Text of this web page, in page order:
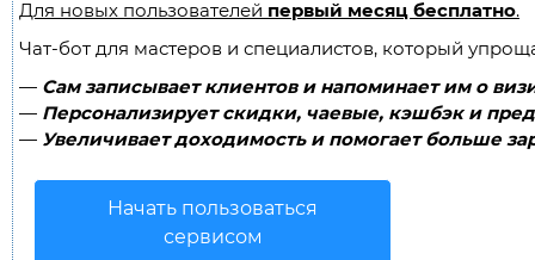
Для новых пользователей первый месяц бесплатно.
Чат-бот для мастеров и специалистов, который
— Сам записывает клиентов и напоминает им о
— Персонализирует скидки, чаевые, кэшбэк и
— Увеличивает доходимость и помогает больше
Начать пользоваться
сервисом